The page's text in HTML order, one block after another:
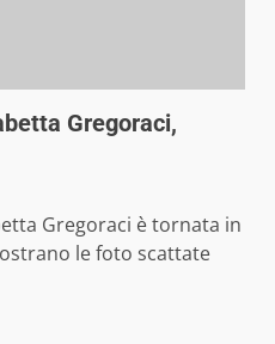
Gregoraci,
Gregoraci è tornata in
le foto scattate